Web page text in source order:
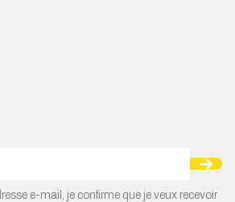
e-mail, je confirme que je veux recevoir